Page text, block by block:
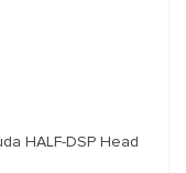
HALF-DSP Head